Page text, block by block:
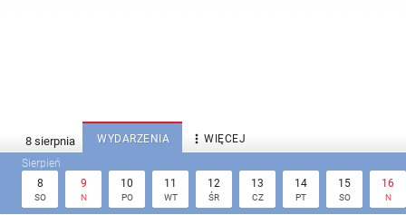
WYDARZENIA  WIĘCEJ
8
SO
9
N
10
PO
11
WT
12
ŚR
13
CZ
14
PT
15
SO
16
N